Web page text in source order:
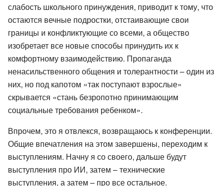
слабость школьного принуждения, приводит к тому, что
остаются вечные подростки, отстаивающие свои
границы и конфликтующие со всеми, а общество
изобретает все новые способы принудить их к
комфортному взаимодействию. Пропаганда
ненасильственного общения и толерантности – один из
них, но под капотом «так поступают взрослые»
скрывается «стань безропотно принимающим
социальные требования ребенком».
Впрочем, это я отвлекся, возвращаюсь к конференции.
Общие впечатления на этом завершены, переходим к
выступлениям. Начну я со своего, дальше будут
выступления про ИИ, затем – технические
выступления, а затем – про все остальное.